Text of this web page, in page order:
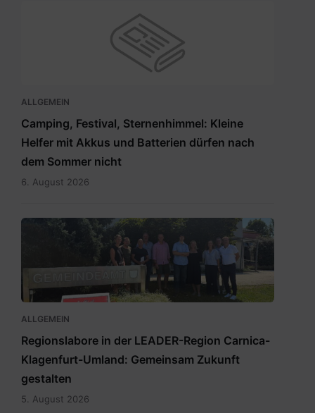
ALLGEMEIN
Camping, Festival, Sternenhimmel: Kleine
Helfer mit Akkus und Batterien dürfen nach
dem Sommer nicht
6. August 2026
RegionslaborSüdost.jpg
ALLGEMEIN
Regionslabore in der LEADER-Region Carnica-
Klagenfurt-Umland: Gemeinsam Zukunft
gestalten
5. August 2026